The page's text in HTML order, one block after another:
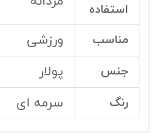
استفاده
مناسب ورزشی
جنس پولار
رنگ سرمه ای